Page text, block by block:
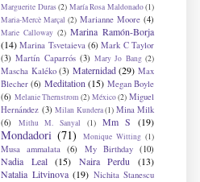
Marguerite Duras(2) María Rosa Maldonado(1)
Maria-Mercè Marçal (2) Marianne Moore (4)
Marie Calloway (2) Marina Ramón-Borja
(14) Marina Tsvetaieva (6) Mark C Taylor
(3) Martín Caparrós (3) Mary Jo Bang (2)
Mascha Kaléko (3) Maternidad (29) Max
Blecher (6) Meditation (15) Megan Boyle
(6) Melanie Thernstrom (2) México (2) Miguel
Hernández (3) Milan Kundera(1) Mina Milk
(6)
Mithu M. Sanyal (1) Mm S (19)
Mondadori (71) Monique Witting (1)
Musa ammalata (6) My Birthday (10)
Nadia Leal (15) Naira Perdu
(13)
Natalia Litvinova (19) Nichita Stanescu